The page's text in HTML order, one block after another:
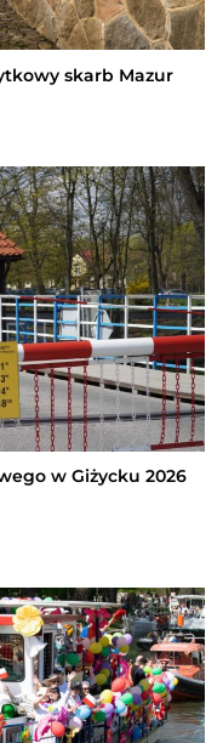
skarb Mazur
w Giżycku 2026